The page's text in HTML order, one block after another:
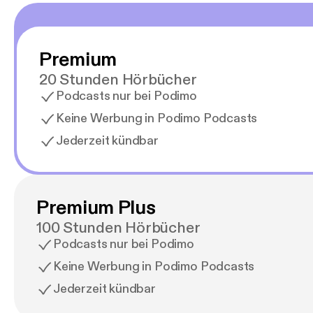
Premium
20 Stunden Hörbücher
Podcasts nur bei Podimo
Keine Werbung in Podimo Podcasts
Jederzeit kündbar
Premium Plus
100 Stunden Hörbücher
Podcasts nur bei Podimo
Keine Werbung in Podimo Podcasts
Jederzeit kündbar